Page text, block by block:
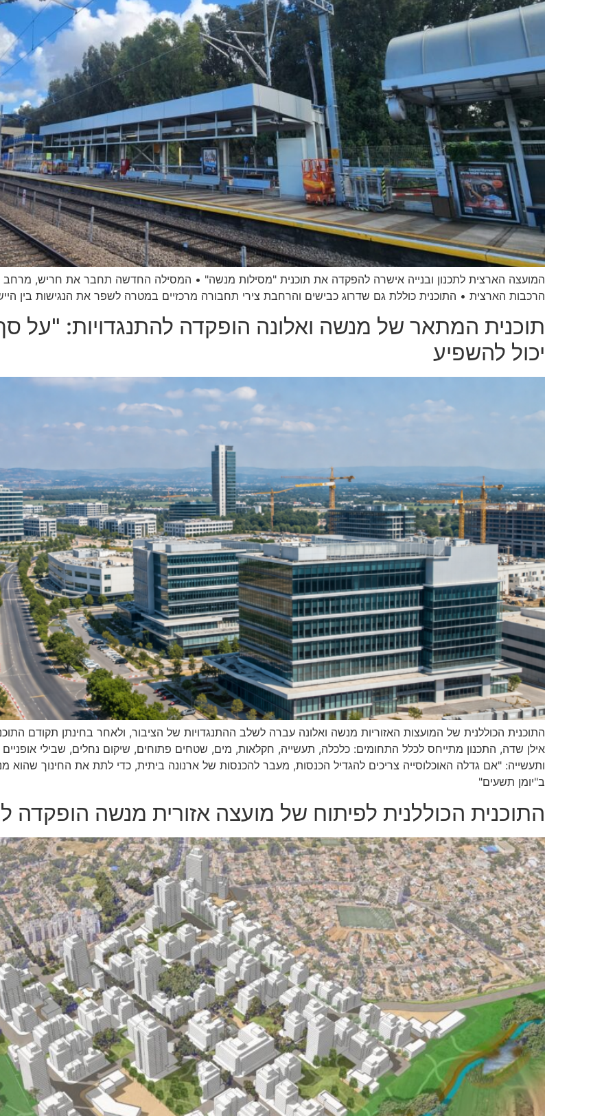
המועצה הארצית לתכנון ובנייה אישרה להפקדה את תוכנית "מסילות מנשה" • המסילה החדשה תחבר את חריש,
הרכבות הארצית • התוכנית כוללת גם שדרוג כבישים והרחבת צירי תחבורה מרכזיים במטרה לשפר את הנגישות בין
תוכנית המתאר של מנשה ואלונה הופקדה להתנגדויות: "על
יכול להשפיע
התוכנית הכוללנית של המועצות האזוריות מנשה ואלונה עברה לשלב ההתנגדויות של הציבור, ולאחר בחינתן תקודם
אילן שדה, התכנון מתייחס לכלל התחומים: כלכלה, תעשייה, חקלאות, מים, שטחים פתוחים, שיקום נחלים, שבילי
ותעשייה: "אם גדלה האוכלוסייה צריכים להגדיל הכנסות, מעבר להכנסות של ארנונה ביתית, כדי לתת את החינוך שהוא
ב"יומן תשעים"
התוכנית הכוללנית לפיתוח של מועצה אזורית מנשה הופקדה למשך